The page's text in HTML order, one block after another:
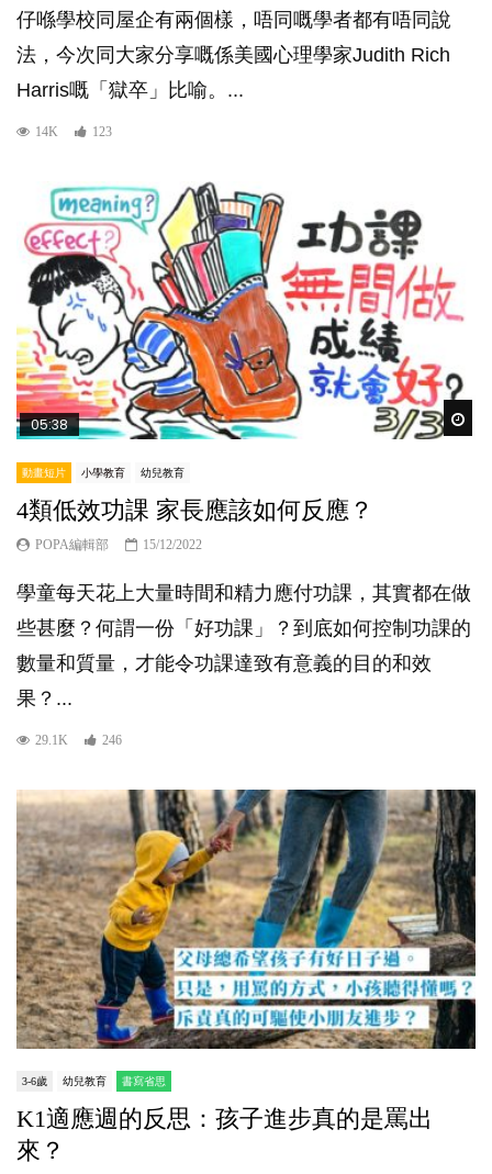
仔喺學校同屋企有兩個樣，唔同嘅學者都有唔同說
法，今次同大家分享嘅係美國心理學家Judith Rich
Harris嘅「獄卒」比喻。...
14K 123
05:38
動畫短片 小學教育 幼兒教育
4類低效功課 家長應該如何反應？
POPA編輯部 15/12/2022
學童每天花上大量時間和精力應付功課，其實都在做
些甚麼？何謂一份「好功課」？到底如何控制功課的
數量和質量，才能令功課達致有意義的目的和效
果？...
29.1K 246
3-6歲 幼兒教育 書寫省思
K1適應週的反思：孩子進步真的是罵出
來？